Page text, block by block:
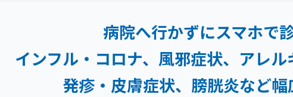
病院へ行かずにスマホで
インフル・コロナ、風邪症状、 アレル
発疹・ 皮膚症状、膀胱炎など